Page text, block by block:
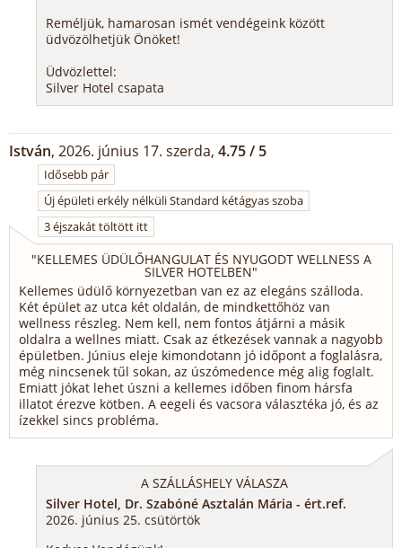
Reméljük, hamarosan ismét vendégeink között
üdvözölhetjük Önöket!
Üdvözlettel:
Silver Hotel csapata
István, 2026. június 17. szerda, 4.75 / 5
Idősebb pár
Új épületi erkély nélküli Standard kétágyas szoba
3 éjszakát töltött itt
"KELLEMES ÜDÜLŐHANGULAT ÉS NYUGODT WELLNESS A
SILVER HOTELBEN"
Kellemes üdülő környezetban van ez az elegáns szálloda.
Két épület az utca két oldalán, de mindkettőhöz van
wellness részleg. Nem kell, nem fontos átjárni a másik
oldalra a wellnes miatt. Csak az étkezések vannak a nagyobb
épületben. Június eleje kimondotann jó időpont a foglalásra,
még nincsenek tűl sokan, az úszómedence még alig foglalt.
Emiatt jókat lehet úszni a kellemes időben finom hársfa
illatot érezve kötben. A eegeli és vacsora választéka jó, és az
ízekkel sincs probléma.
A SZÁLLÁSHELY VÁLASZA
Silver Hotel, Dr. Szabóné Asztalán Mária - ért.ref.
2026. június 25. csütörtök